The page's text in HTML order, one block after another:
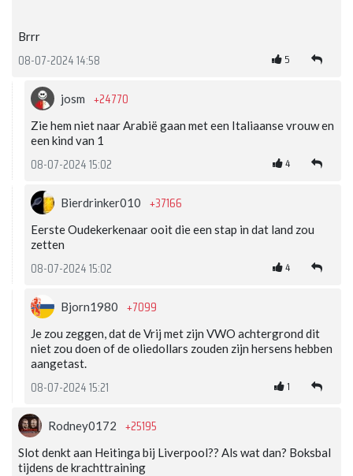
Brrr
08-07-2024 14:58 5
josm +24770
Zie hem niet naar Arabië gaan met een Italiaanse vrouw en
een kind van 1
08-07-2024 15:02 4
Bierdrinker010 +37166
Eerste Oudekerkenaar ooit die een stap in dat land zou
zetten
08-07-2024 15:02 4
Bjorn1980 +7099
Je zou zeggen, dat de Vrij met zijn VWO achtergrond dit
niet zou doen of de oliedollars zouden zijn hersens hebben
aangetast.
08-07-2024 15:21 1
Rodney0172 +25195
Slot denkt aan Heitinga bij Liverpool?? Als wat dan? Boksbal
tijdens de krachttraining